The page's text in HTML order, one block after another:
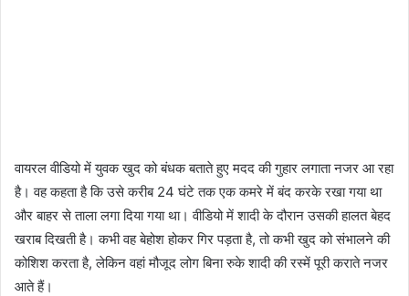
वायरल वीडियो में युवक खुद को बंधक बताते हुए मदद की गुहार लगाता नजर आ रहा
है। वह कहता है कि उसे करीब 24 घंटे तक एक कमरे में बंद करके रखा गया था
और बाहर से ताला लगा दिया गया था। वीडियो में शादी के दौरान उसकी हालत बेहद
खराब दिखती है। कभी वह बेहोश होकर गिर पड़ता है, तो कभी खुद को संभालने की
कोशिश करता है, लेकिन वहां मौजूद लोग बिना रुके शादी की रस्में पूरी कराते नजर
आते हैं।